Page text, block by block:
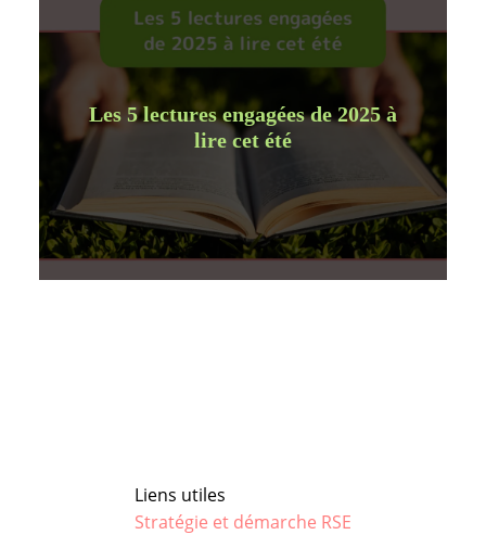
Les 5 lectures engagées de 2025 à
lire cet été
Liens utiles
Stratégie et démarche RSE